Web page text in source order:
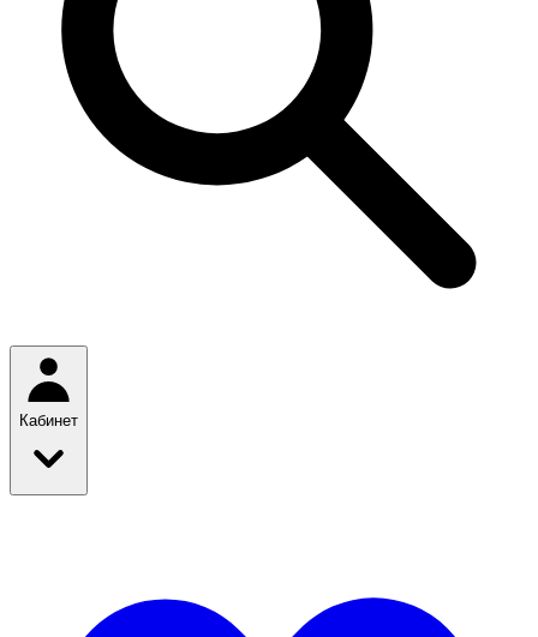
Кабинет